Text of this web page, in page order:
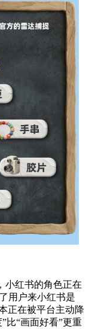
红书的角色正在
用户来小红书是
正在被平台主动降
比“画面好看”更重